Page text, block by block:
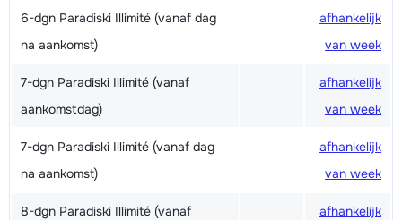
6-dgn Paradiski Illimité (vanaf dag
na aankomst)
afhankelijk
van week
7-dgn Paradiski Illimité (vanaf
aankomstdag)
afhankelijk
van week
7-dgn Paradiski Illimité (vanaf dag
na aankomst)
afhankelijk
van week
8-dgn Paradiski Illimité (vanaf
afhankelijk